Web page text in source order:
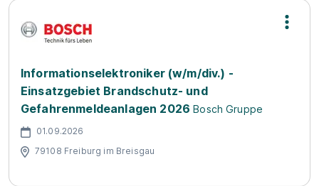
Informationselektroniker (w/m/div.) -
Einsatzgebiet Brandschutz- und
Gefahrenmeldeanlagen 2026 Bosch Gruppe
01.09.2026
79108 Freiburg im Breisgau